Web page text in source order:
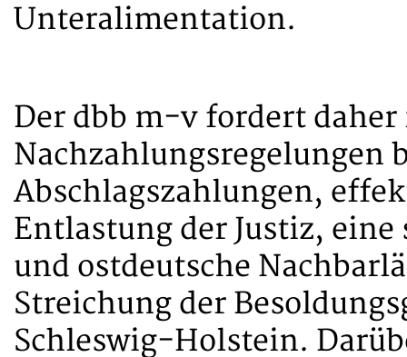
Unteralimentation.
Der dbb m-v fordert
Nachzahlungsregelungen
Abschlagszahlungen,
Entlastung der Justiz,
und ostdeutsche
Streichung der
Schleswig-Holstein.